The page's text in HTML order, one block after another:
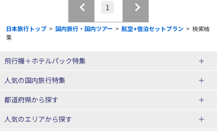
1
日本旅行トップ > 国内旅行・国内ツアー > 航空+宿泊セットプラン > 検索結
果
飛行機＋ホテルパック特集
赤い風船ダイナミックパッケージ
ＪＡＬで行く飛行機+ホテルパック
人気の国内旅行特集
東京ディズニーリゾート®への旅
ユニバーサル・スタジオ・ジャパ
都道府県から探す
人気のエリアから探す